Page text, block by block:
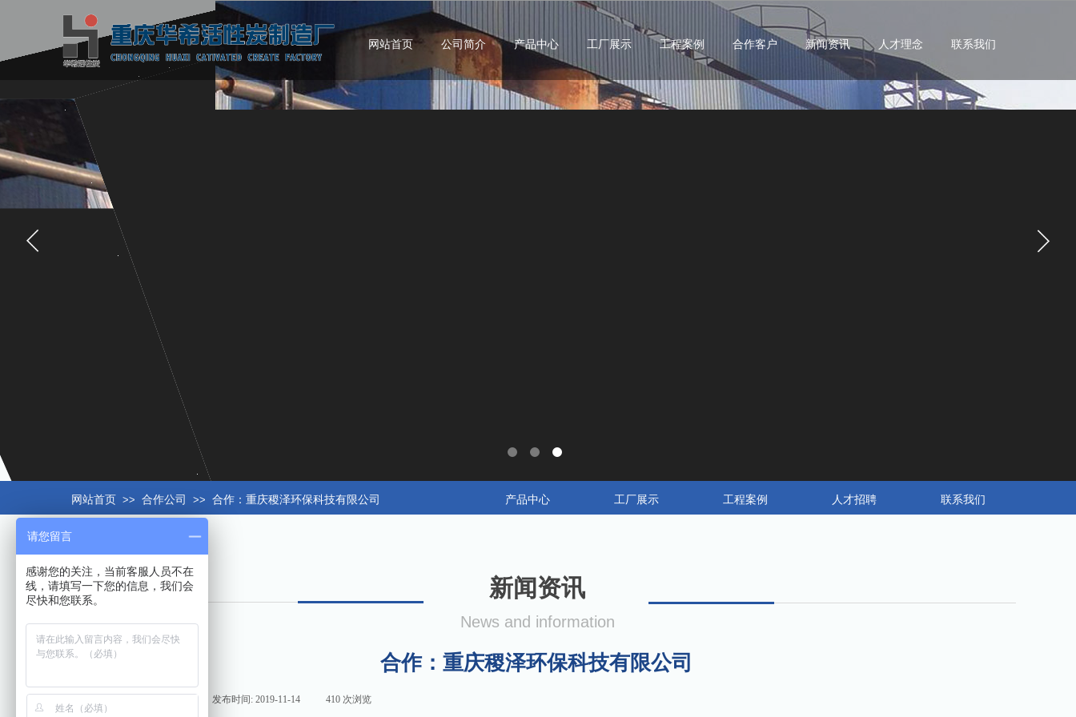
网站首页 公司简介 产品中心 工厂展示 工程案例 合作客户 新闻资讯 人才理念 联系我们
产品中心 工厂展示 工程案例 人才招聘 联系我们
网站首页 >> 合作公司 >> 合作：重庆稷泽环保科技有限公司
新闻资讯
News and information
合作：重庆稷泽环保科技有限公司
发布时间: 2019-11-14 410 次浏览
请您留言
感谢您的关注，当前客服人员不在
线，请填写一下您的信息，我们会
尽快和您联系。